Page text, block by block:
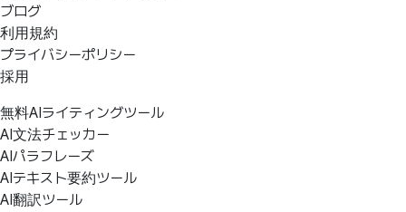
ブログ
利用規約
プライバシーポリシー
採用
無料AIライティングツール
AI文法チェッカー
AIパラフレーズ
AIテキスト要約ツール
AI翻訳ツール